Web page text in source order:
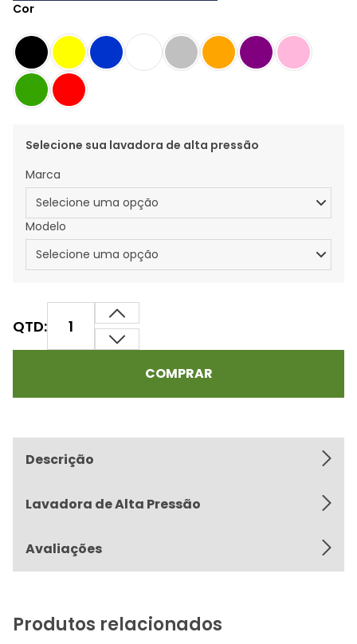
Cor
QTD:
COMPRAR
Selecione sua lavadora de alta pressão
Marca
Modelo
Descrição
Lavadora de Alta Pressão
Avaliações
Produtos relacionados